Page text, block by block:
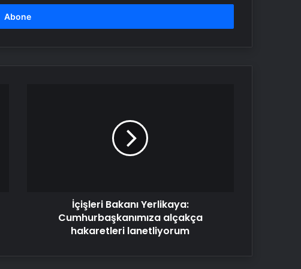
İçişleri Bakanı Yerlikaya:
Cumhurbaşkanımıza alçakça
hakaretleri lanetliyorum